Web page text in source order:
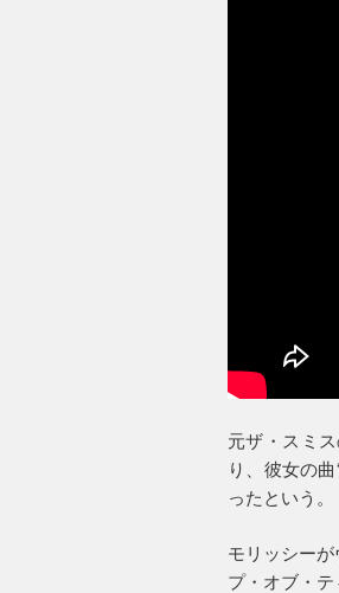
元ザ・スミ
り、彼女の
ったという。
モリッシー
プ・オブ・